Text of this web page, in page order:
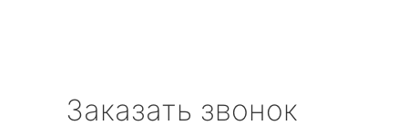
Заказать звонок